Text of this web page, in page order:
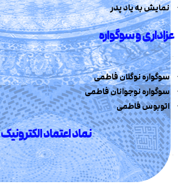
نمایش به یاد پدر
عزاداری و سوگواره
سوگواره نوگلان فاطمی
سوگواره نوجوانان فاطمی
اتوبوس فاطمی
نماد اعتماد الکترونیک